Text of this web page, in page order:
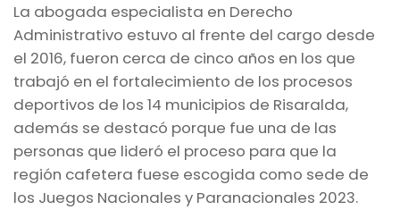
La abogada especialista en Derecho
Administrativo estuvo al frente del cargo desde
el 2016, fueron cerca de cinco años en los que
trabajó en el fortalecimiento de los procesos
deportivos de los 14 municipios de Risaralda,
además se destacó porque fue una de las
personas que lideró el proceso para que la
región cafetera fuese escogida como sede de
los Juegos Nacionales y Paranacionales 2023.